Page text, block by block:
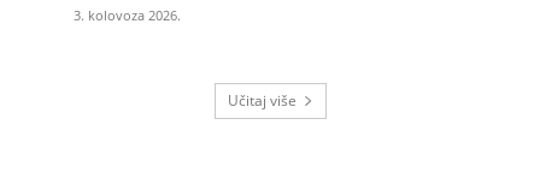
3. kolovoza 2026.
Učitaj više